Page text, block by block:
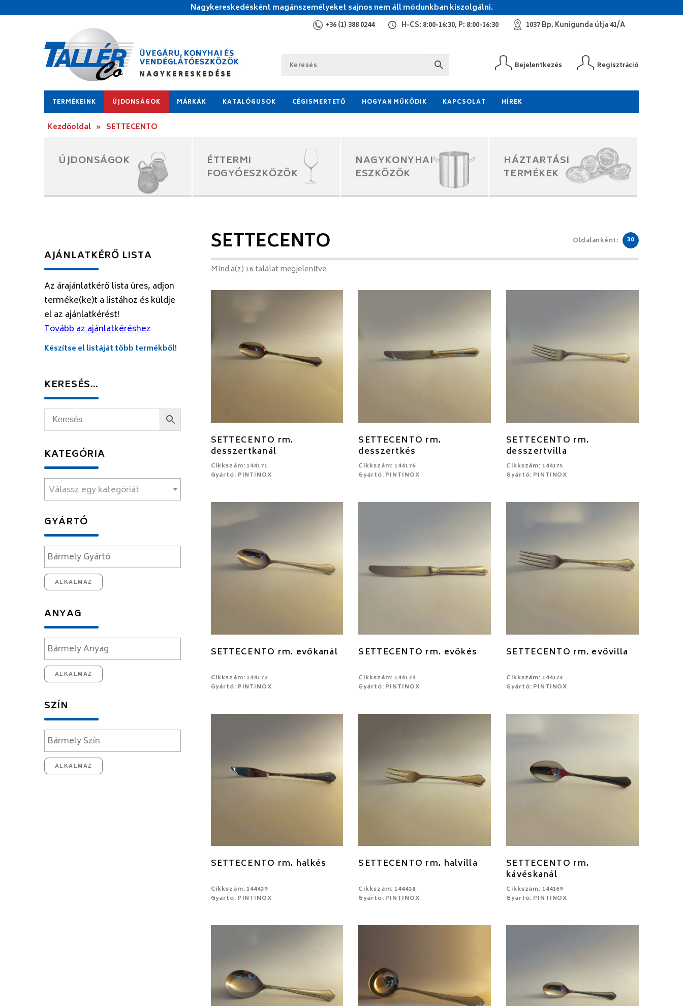
Nagykereskedésként magánszemélyeket sajnos nem áll módunkban kiszolgálni.
+36 (1) 388 0244 H-CS: 8:00-16:30, P: 8:00-16:30 1037 Bp. Kunigunda útja 41/A
Bejelentkezés Regisztráció
TERMÉKEINK ÚJDONSÁGOK MÁRKÁK KATALÓGUSOK CÉGISMERTETŐ HOGYAN MŰKÖDIK KAPCSOLAT HÍREK
Kezdőoldal » SETTECENTO
ÚJDONSÁGOK
ÉTTERMI
FOGYÓESZKÖZÖK
NAGYKONYHAI
ESZKÖZÖK
HÁZTARTÁSI
TERMÉKEK
AJÁNLATKÉRŐ LISTA
Az árajánlatkérő lista üres, adjon
terméke(ke)t a listához és küldje
el az ajánlatkérést!
Tovább az ajánlatkéréshez
Készítse el listáját több termékből!
KERESÉS…
KATEGÓRIA
Válassz egy kategóriát
GYÁRTÓ
ALKALMAZ
ANYAG
ALKALMAZ
SZÍN
ALKALMAZ
SETTECENTO Oldalanként: 30
Mind a(z) 16 találat megjelenítve
SETTECENTO rm.
desszertkanál
Cikkszám: 144171
Gyártó: PINTINOX
SETTECENTO rm.
desszertkés
Cikkszám: 144176
Gyártó: PINTINOX
SETTECENTO rm.
desszertvilla
Cikkszám: 144175
Gyártó: PINTINOX
SETTECENTO rm. evőkanál
Cikkszám: 144172
Gyártó: PINTINOX
SETTECENTO rm. evőkés
Cikkszám: 144174
Gyártó: PINTINOX
SETTECENTO rm. evővilla
Cikkszám: 144173
Gyártó: PINTINOX
SETTECENTO rm. halkés
Cikkszám: 144439
Gyártó: PINTINOX
SETTECENTO rm. halvilla
Cikkszám: 144438
Gyártó: PINTINOX
SETTECENTO rm.
kávéskanál
Cikkszám: 144169
Gyártó: PINTINOX